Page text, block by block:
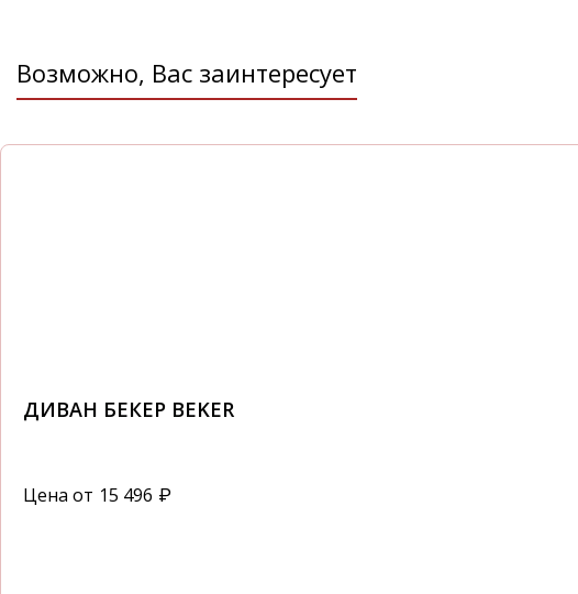
Возможно, Вас заинтересует
ДИВАН БЕКЕР BEKER
Цена от 15 496 ₽